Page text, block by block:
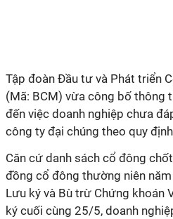
Tập đoàn Đầu tư và Phát triển
(Mã: BCM) vừa công bố thông
đến việc doanh nghiệp chưa
công ty đại chúng theo quy
Căn cứ danh sách cổ đông
đồng cổ đông thường niên
Lưu ký và Bù trừ Chứng khoán
ký cuối cùng 25/5, doanh